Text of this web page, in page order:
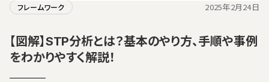
フレームワーク 2025年2月24日
【図解】STP分析とは？基本のやり方、手順や事例
をわかりやすく解説！